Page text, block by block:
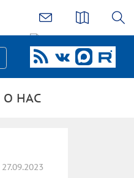
О НАС
27.09.2023